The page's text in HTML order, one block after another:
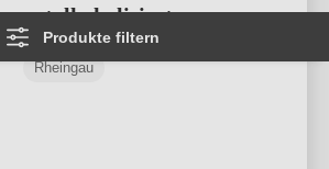
Produkte filtern
entalkoholisiert
Rheingau